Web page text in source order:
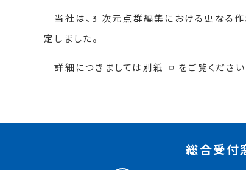
当社は、3 次元点群編集における更なる
定しました。
詳細につきましては 別紙 をご覧ください
総合受付